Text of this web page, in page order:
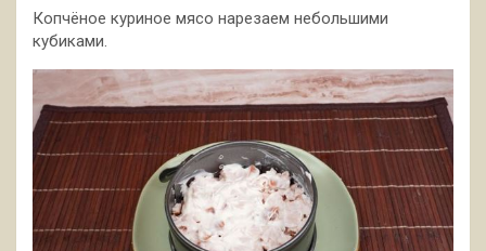
Копчёное куриное мясо нарезаем небольшими
кубиками.